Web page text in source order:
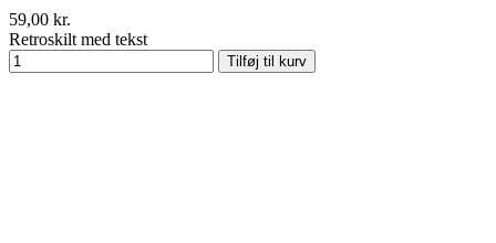
59,00 kr.
Retroskilt med tekst
Tilføj til kurv